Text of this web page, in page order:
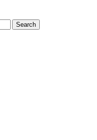
Search